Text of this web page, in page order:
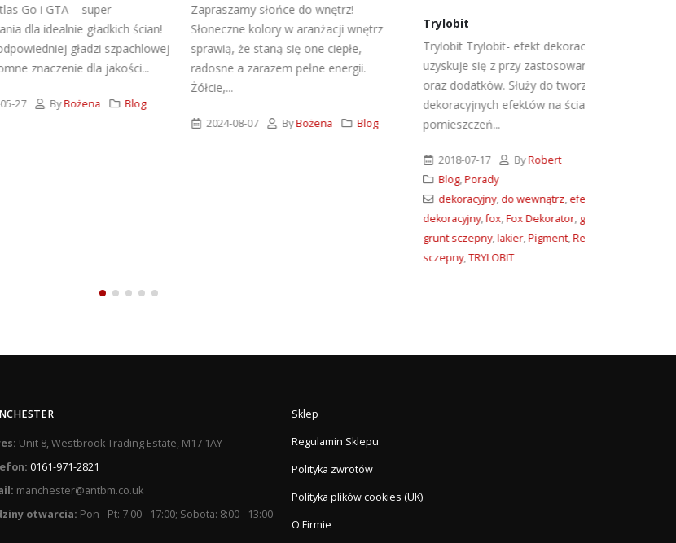
– super
gładkich ścian!
gładzi szpachlowej
dla jakości...
Bożena Blog
Zapraszamy słońce do wnętrz!
Słoneczne kolory w aranżacji wnętrz
sprawią, że staną się one ciepłe,
radosne a zarazem pełne energii.
2024-08-07 ByBożena Blog
Trylobit
Trylobit- efekt dekoracyjny
uzyskuje się z przy zastosowaniu Reliefu
oraz dodatków. Służy do tworzenia
dekoracyjnych efektów na ścianach
pomieszczeń...
2018-07-17 ByRobert
Porady
dekoracyjny,do wewnątrz,efekt,efekt
dekoracyjny,fox,Fox Dekorator, grunt,
grunt sczepny,lakier,Pigment,Relief,
TRYLOBIT
Unit 8, Westbrook Trading Estate, M17 1AY
0161-971-2821
manchester@antbm.co.uk
otwarcia: Pon - Pt: 7:00 - 17:00; Sobota: 8:00 - 13:00
Sklep
Regulamin Sklepu
Polityka zwrotów
Polityka plików cookies (UK)
O Firmie